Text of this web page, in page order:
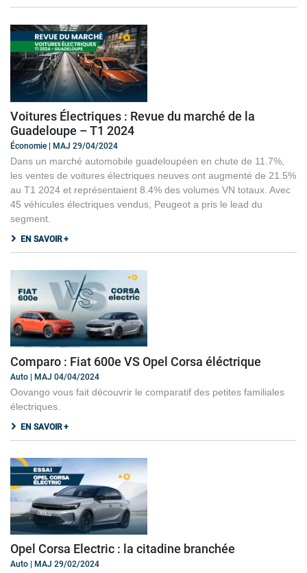
Voitures Électriques : Revue du marché de la
Guadeloupe – T1 2024
Économie | MAJ 29/04/2024
Dans un marché automobile guadeloupéen en chute de 11.7%,
les ventes de voitures électriques neuves ont augmenté de 21.5%
au T1 2024 et représentaient 8.4% des volumes VN totaux. Avec
45 véhicules électriques vendus, Peugeot a pris le lead du
segment.
EN SAVOIR +
Comparo : Fiat 600e VS Opel Corsa éléctrique
Auto | MAJ 04/04/2024
Oovango vous fait découvrir le comparatif des petites familiales
électriques.
EN SAVOIR +
Opel Corsa Electric : la citadine branchée
Auto | MAJ 29/02/2024